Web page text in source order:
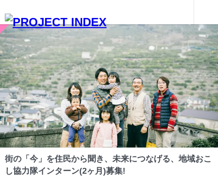
熊本
街の「今」を住民から聞き、未来につなげる、地域おこ
し協力隊インターン(2ヶ月)募集!